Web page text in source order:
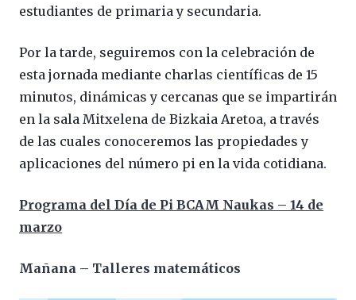
estudiantes de primaria y secundaria.
Por la tarde, seguiremos con la celebración de
esta jornada mediante charlas científicas de 15
minutos, dinámicas y cercanas que se impartirán
en la sala Mitxelena de Bizkaia Aretoa, a través
de las cuales conoceremos las propiedades y
aplicaciones del número pi en la vida cotidiana.
Programa del Día de Pi BCAM Naukas – 14 de
marzo
Mañana – Talleres matemáticos